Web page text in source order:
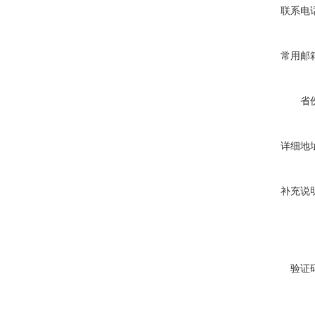
联系电
常用邮
省
详细地
补充说
验证